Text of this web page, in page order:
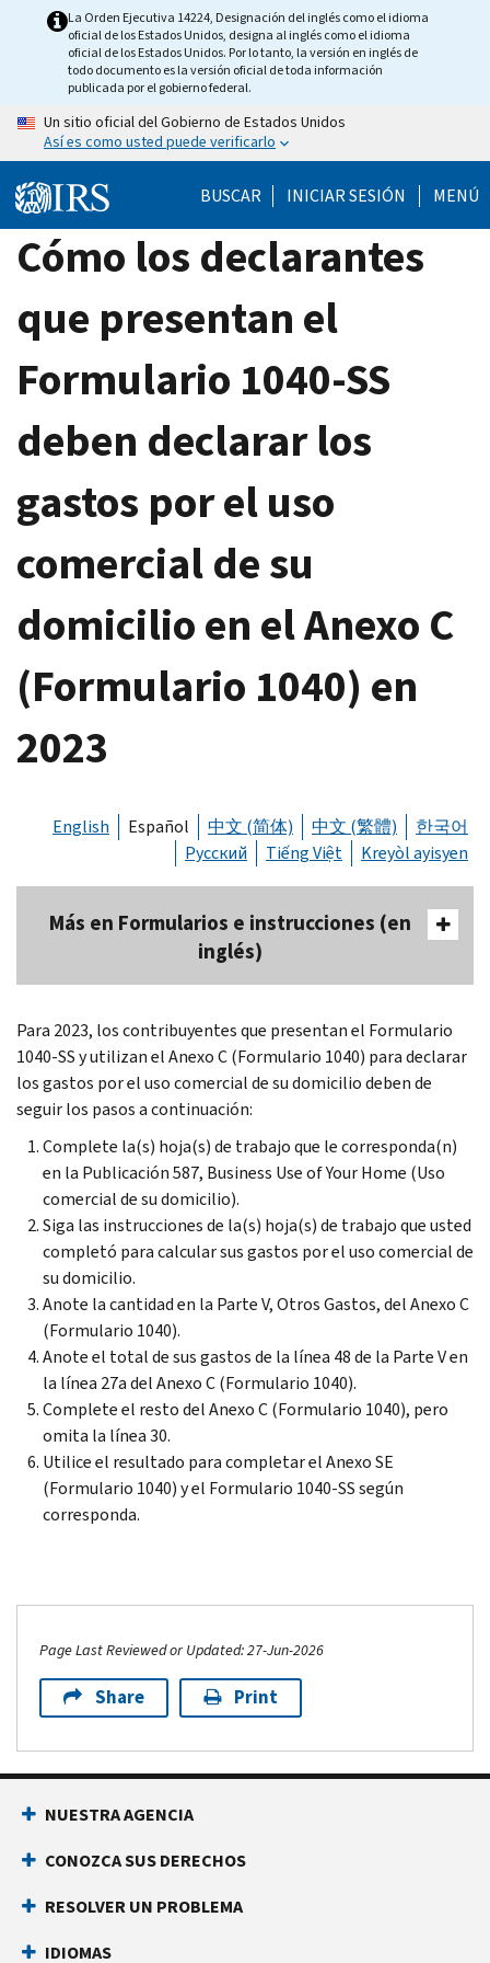
La Orden Ejecutiva 14224, Designación del inglés como el idioma
oficial de los Estados Unidos, designa al inglés como el idioma
oficial de los Estados Unidos. Por lo tanto, la versión en inglés de
todo documento es la versión oficial de toda información
publicada por el gobierno federal.
Un sitio oficial del Gobierno de Estados Unidos
Así es como usted puede verificarlo
BUSCAR INICIAR SESIÓN MENÚ
Cómo los declarantes
que presentan el
Formulario 1040-SS
deben declarar los
gastos por el uso
comercial de su
domicilio en el Anexo C
(Formulario 1040) en
2023
English Español 中文 (简体) 中文 (繁體)
한국어
Русский
Tiếng Việt Kreyòl ayisyen
Más en Formularios e instrucciones (en
inglés)
Para 2023, los contribuyentes que presentan el Formulario
1040-SS y utilizan el Anexo C (Formulario 1040) para declarar
los gastos por el uso comercial de su domicilio deben de
seguir los pasos a continuación:
Complete la(s) hoja(s) de trabajo que le corresponda(n)
en la Publicación 587, Business Use of Your Home (Uso
comercial de su domicilio).
Siga las instrucciones de la(s) hoja(s) de trabajo que usted
completó para calcular sus gastos por el uso comercial de
su domicilio.
Anote la cantidad en la Parte V, Otros Gastos, del Anexo C
(Formulario 1040).
Anote el total de sus gastos de la línea 48 de la Parte V en
la línea 27a del Anexo C (Formulario 1040).
Complete el resto del Anexo C (Formulario 1040), pero
omita la línea 30.
Utilice el resultado para completar el Anexo SE
(Formulario 1040) y el Formulario 1040-SS según
corresponda.
Page Last Reviewed or Updated: 27-Jun-2026
Share Print
NUESTRA AGENCIA
CONOZCA SUS DERECHOS
RESOLVER UN PROBLEMA
IDIOMAS